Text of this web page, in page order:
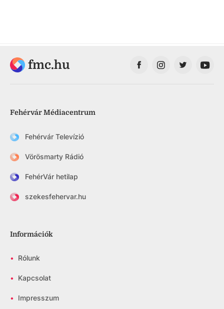
fmc.hu
Fehérvár Médiacentrum
Fehérvár Televízió
Vörösmarty Rádió
FehérVár hetilap
szekesfehervar.hu
Információk
• Rólunk
• Kapcsolat
• Impresszum